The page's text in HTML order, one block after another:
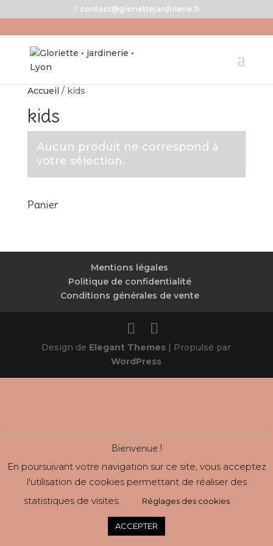
contact@gloriettejardinerie.fr
Accueil / kids
kids
Aucun produit ne correspond à
votre sélection.
Panier
Mentions légales
Politique de confidentialité
Conditions générales de vente
Design de Elegant Themes | Propulsé par
WordPress
Bienvenue !
En poursuivant votre navigation sur ce site, vous acceptez
l'utilisation de cookies permettant de réaliser des
statistiques de visites.
Réglages des cookies
ACCEPTER